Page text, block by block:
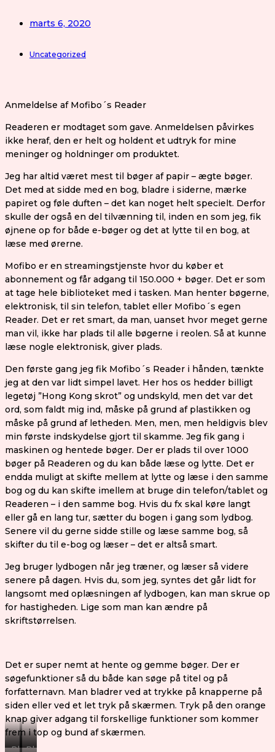
marts 6, 2020
Uncategorized
Anmeldelse af Mofibo´s Reader
Readeren er modtaget som gave. Anmeldelsen påvirkes
ikke heraf, den er helt og holdent et udtryk for mine
meninger og holdninger om produktet.
Jeg har altid været mest til bøger af papir – ægte bøger.
Det med at sidde med en bog, bladre i siderne, mærke
papiret og føle duften – det kan noget helt specielt. Derfor
skulle der også en del tilvænning til, inden en som jeg, fik
øjnene op for både e-bøger og det at lytte til en bog, at
læse med ørerne.
Mofibo er en streamingstjenste hvor du køber et
abonnement og får adgang til 150.000 + bøger. Det er som
at tage hele biblioteket med i tasken. Man henter bøgerne,
elektronisk, til sin telefon, tablet eller Mofibo´s egen
Reader. Det er ret smart, da man, uanset hvor meget gerne
man vil, ikke har plads til alle bøgerne i reolen. Så at kunne
læse nogle elektronisk, giver plads.
Den første gang jeg fik Mofibo´s Reader i hånden, tænkte
jeg at den var lidt simpel lavet. Her hos os hedder billigt
legetøj ”Hong Kong skrot” og undskyld, men det var det
ord, som faldt mig ind, måske på grund af plastikken og
måske på grund af letheden. Men, men, men heldigvis blev
min første indskydelse gjort til skamme. Jeg fik gang i
maskinen og hentede bøger. Der er plads til over 1000
bøger på Readeren og du kan både læse og lytte. Det er
endda muligt at skifte mellem at lytte og læse i den samme
bog og du kan skifte imellem at bruge din telefon/tablet og
Readeren – i den samme bog. Hvis du fx skal køre langt
eller gå en lang tur, sætter du bogen i gang som lydbog.
Senere vil du gerne sidde stille og læse samme bog, så
skifter du til e-bog og læser – det er altså smart.
Jeg bruger lydbogen når jeg træner, og læser så videre
senere på dagen. Hvis du, som jeg, syntes det går lidt for
langsomt med oplæsningen af lydbogen, kan man skrue op
for hastigheden. Lige som man kan ændre på
skriftstørrelsen.
Det er super nemt at hente og gemme bøger. Der er
søgefunktioner så du både kan søge på titel og på
forfatternavn. Man bladrer ved at trykke på knapperne på
siden eller ved et let tryk på skærmen. Tryk på den orange
knap giver adgang til forskellige funktioner som kommer
frem i top og bund af skærmen.
BladrerBladrer